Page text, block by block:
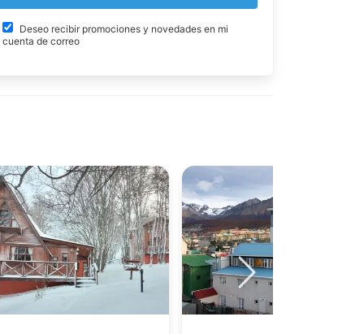
Deseo recibir promociones y novedades en mi
cuenta de correo